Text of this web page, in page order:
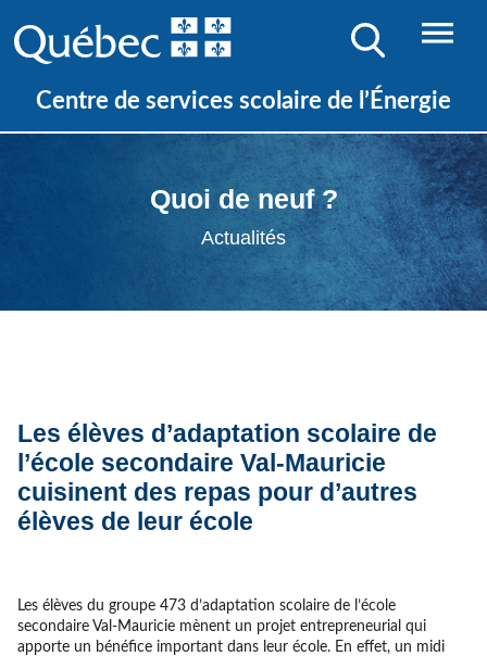
Centre de services scolaire de l’Énergie
Quoi de neuf ?
Actualités
Les élèves d’adaptation scolaire de
l’école secondaire Val-Mauricie
cuisinent des repas pour d’autres
élèves de leur école
Les élèves du groupe 473 d’adaptation scolaire de l’école
secondaire Val-Mauricie mènent un projet entrepreneurial qui
apporte un bénéfice important dans leur école. En effet, un midi